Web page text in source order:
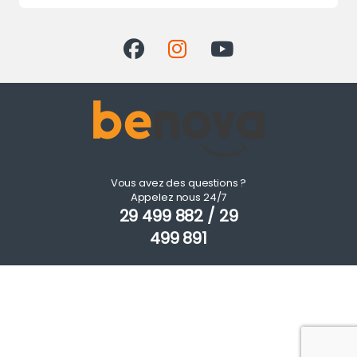
Vous avez des questions ?
Appelez nous 24/7
29 499 882 / 29
499 891